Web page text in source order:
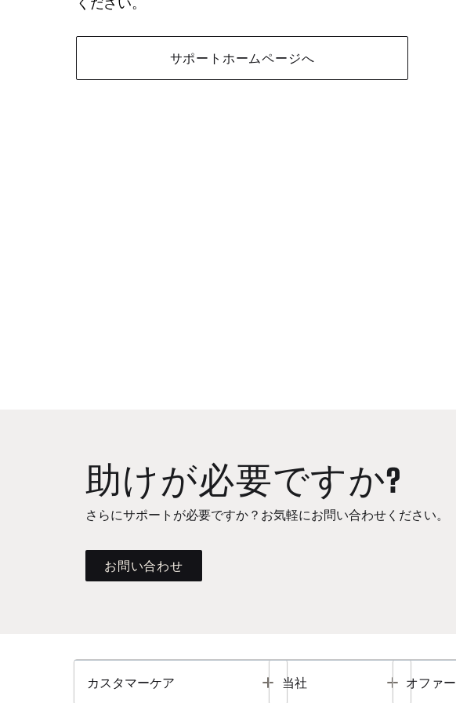
サポートホームページへ
助けが必要ですか?
さらにサポートが必要ですか？お気軽にお問い合わせください。
お問い合わせ
カスタマーケア Toggle
当社 Toggle
オファー